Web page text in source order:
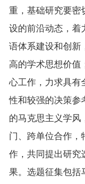
重，基础研究要密
设的前沿动态，着
语体系建设和创新
高的学术思想价值
心工作，力求具有
性和较强的决策参
的马克思主义学风
门、跨单位合作，
作，共同提出研究
果。选题征集包括